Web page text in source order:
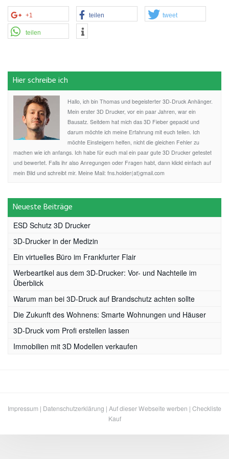
+1 teilen tweet
teilen
Hier schreibe ich
Hallo, ich bin Thomas und begeisterter 3D-Druck Anhänger.
Mein erster 3D Drucker, vor ein paar Jahren, war ein
Bausatz. Seitdem hat mich das 3D Fieber gepackt und
darum möchte ich meine Erfahrung mit euch teilen. Ich
möchte Einsteigern helfen, nicht die gleichen Fehler zu
machen wie ich anfangs. Ich habe für euch mal ein paar gute 3D Drucker getestet
und bewertet. Falls ihr also Anregungen oder Fragen habt, dann klickt einfach auf
mein Bild und schreibt mir. Meine Mail: fns.holder(at)gmail.com
Neueste Beiträge
ESD Schutz 3D Drucker
3D-Drucker in der Medizin
Ein virtuelles Büro im Frankfurter Flair
Werbeartikel aus dem 3D-Drucker: Vor- und Nachteile im
Überblick
Warum man bei 3D-Druck auf Brandschutz achten sollte
Die Zukunft des Wohnens: Smarte Wohnungen und Häuser
3D-Druck vom Profi erstellen lassen
Immobilien mit 3D Modellen verkaufen
Impressum | Datenschutzerklärung | Auf dieser Webseite werben | Checkliste
Kauf